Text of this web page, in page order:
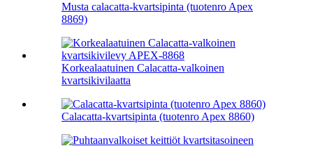
Musta calacatta-kvartsipinta (tuotenro Apex
8869)
Korkealaatuinen Calacatta-valkoinen
kvartsikivilaatta
Calacatta-kvartsipinta (tuotenro Apex 8860)